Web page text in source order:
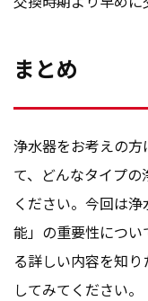
まとめ
浄水器をお考えの
て、どんなタイプ
ください。今回は
能」の重要性につ
る詳しい内容を知
してみてください。